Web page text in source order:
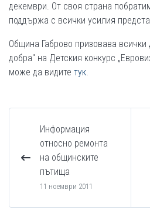
декември. От своя страна
поддържа с всички усилия
Община Габрово призовава
добра" на Детския конкурс
може да видите тук.
Информация
относно ремонта
на общинските
пътища
11 ноември 2011